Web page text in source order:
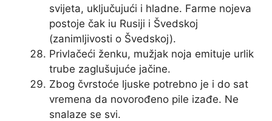
svijeta, uključujući i hladne. Farme nojeva
postoje čak iu Rusiji i Švedskoj
(zanimljivosti o Švedskoj).
Privlačeći ženku, mužjak noja emituje urlik
trube zaglušujuće jačine.
Zbog čvrstoće ljuske potrebno je i do sat
vremena da novorođeno pile izađe. Ne
snalaze se svi.